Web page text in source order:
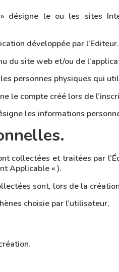
le ou les sites
développée par l’Editeur.
du site web et/ou de
personnes physiques qui
le compte créé lors de
les informations
collectées et traitées par
Applicable « ).
sont, lors de la
choisie par l’utilisateur,